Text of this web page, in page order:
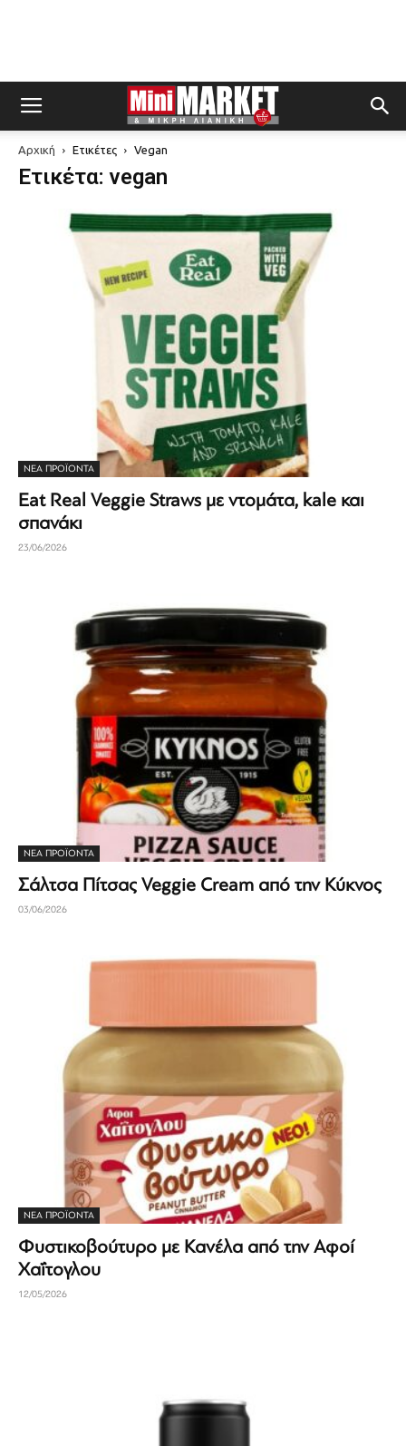
Αρχική Ετικέτες Vegan
Ετικέτα: vegan
ΝΕΑ ΠΡΟΪΟΝΤΑ
Eat Real Veggie Straws με ντομάτα, kale και
σπανάκι
23/06/2026
ΝΕΑ ΠΡΟΪΟΝΤΑ
Σάλτσα Πίτσας Veggie Cream από την Κύκνος
03/06/2026
ΝΕΑ ΠΡΟΪΟΝΤΑ
Φυστικοβούτυρο με Κανέλα από την Αφοί
Χαΐτογλου
12/05/2026